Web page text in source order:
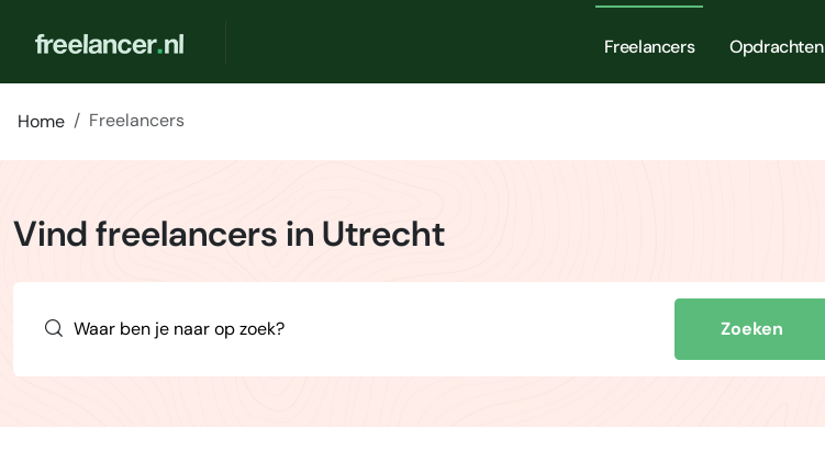
Freelancers Opdrachten
Home Freelancers
Vind freelancers in Utrecht
Zoeken